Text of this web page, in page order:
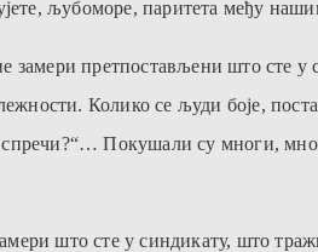
љубоморе, паритета међу
замери претпостављени што сте
Колико се људи боје,
Покушали су многи,
што сте у синдикату, што